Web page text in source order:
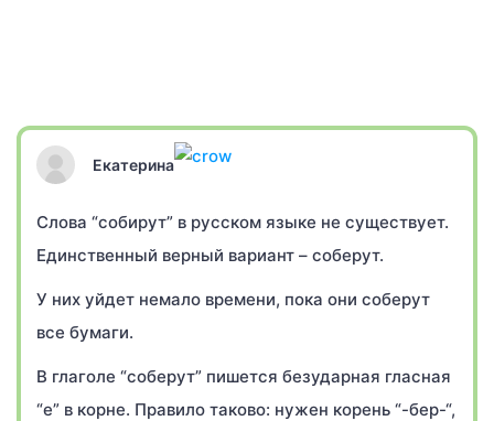
Екатерина
Слова “собирут” в русском языке не существует.
Единственный верный вариант – соберут.
У них уйдет немало времени, пока они соберут
все бумаги.
В глаголе “соберут” пишется безударная гласная
“е” в корне. Правило таково: нужен корень “-бер-“,